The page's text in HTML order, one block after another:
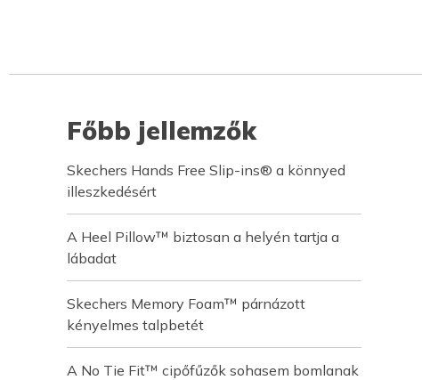
Főbb jellemzők
Skechers Hands Free Slip-ins® a könnyed
illeszkedésért
A Heel Pillow™ biztosan a helyén tartja a
lábadat
Skechers Memory Foam™ párnázott
kényelmes talpbetét
A No Tie Fit™ cipőfűzők sohasem bomlanak